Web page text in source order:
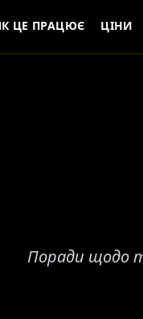
ЦЕ ПРАЦЮЄ ЦІНИ
Поради щодо